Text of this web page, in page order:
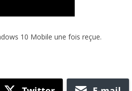
10 Mobile une fois reçue.